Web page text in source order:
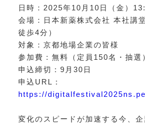
日時：2025年10月10日（金）
会場：日本新薬株式会社 本社講
徒歩4分）
対象：京都地場企業の皆様
参加費：無料（定員150名・抽選
申込締切：9月30日
申込URL：
https://
変化のスピードが加速する今、